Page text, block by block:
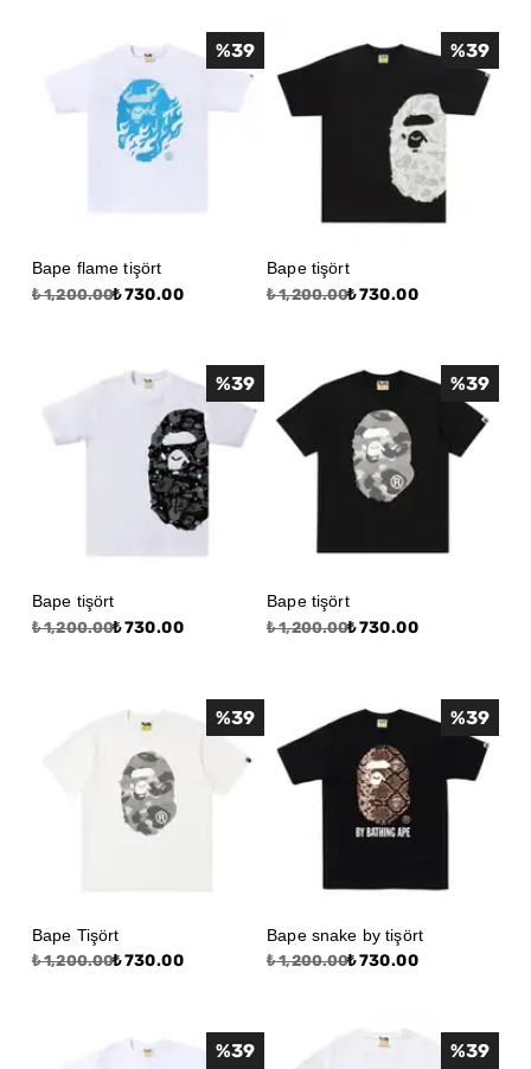
Bape flame tişört
₺ 1,200.00₺ 730.00
%39
Bape tişört
₺ 1,200.00₺ 730.00
%39
Bape tişört
₺ 1,200.00₺ 730.00
%39
Bape tişört
₺ 1,200.00₺ 730.00
%39
Bape Tişört
₺ 1,200.00₺ 730.00
%39
Bape snake by tişört
₺ 1,200.00₺ 730.00
%39
%39 %39